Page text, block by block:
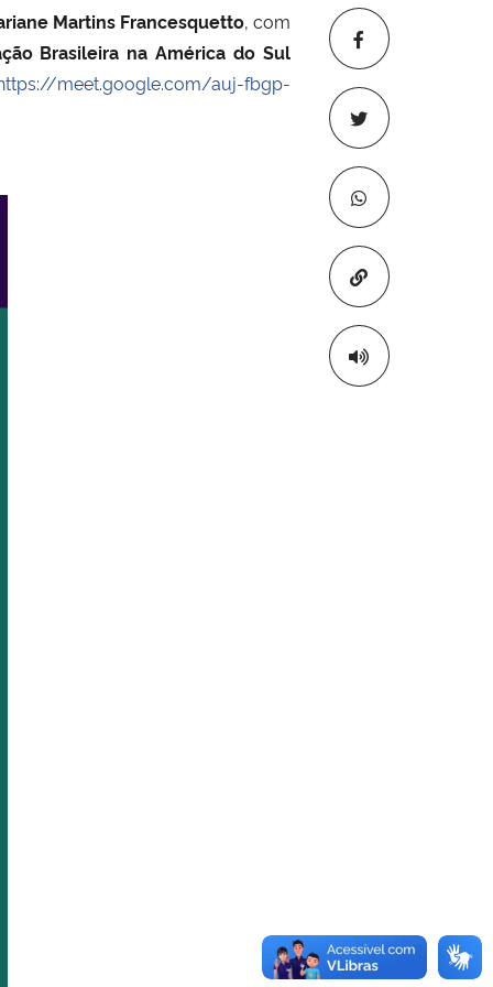
Copiar para
Martins Francesquetto, com
Brasileira na América do Sul
meet.google.com/auj-fbgp-